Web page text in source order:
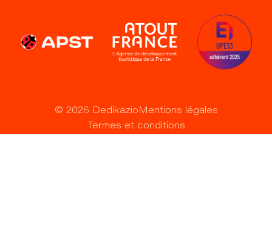
© 2026 Dedikazio Mentions légales
Termes et conditions